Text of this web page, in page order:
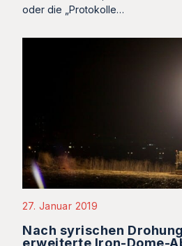
oder die „Protokolle…
27. Januar 2019
Nach syrischen
erweiterte Iron-Dome-